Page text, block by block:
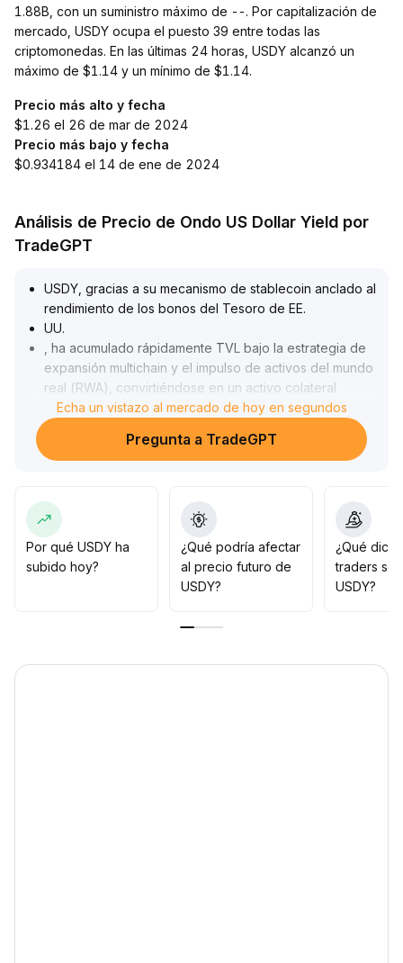
1.88B, con un suministro máximo de --. Por capitalización de
mercado, USDY ocupa el puesto 39 entre todas las
criptomonedas. En las últimas 24 horas, USDY alcanzó un
máximo de $1.14 y un mínimo de $1.14.
Precio más alto y fecha
$1.26 el 26 de mar de 2024
Precio más bajo y fecha
$0.934184 el 14 de ene de 2024
Análisis de Precio de Ondo US Dollar Yield por
TradeGPT
USDY, gracias a su mecanismo de stablecoin anclado al
rendimiento de los bonos del Tesoro de EE.
UU.
, ha acumulado rápidamente TVL bajo la estrategia de
expansión multichain y el impulso de activos del mundo
real (RWA), convirtiéndose en un activo colateral
preferido por instituciones y capitales fuera del
mercado
El despliegue de USDY en BNB Chain y otros
corto y mediano plazo
Considerando el aumento actual de la prima de riesgo
de los bonos estadounidenses y la mayor demanda de
cobertura en el mercado de acciones, se recomienda
asignar USDY como el principal instrumento de
Se debe prestar atención a los avances sostenidos en
una estrategia de ajuste de cartera dentro de un rango
Echa un vistazo al mercado de hoy en segundos
Pregunta a TradeGPT
Por qué USDY ha
subido hoy?
¿Qué podría afectar
al precio futuro de
USDY?
¿Qué
traders
USDY?